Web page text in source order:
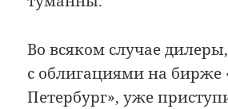
Во всяком случае
с облигациями на бирже
Петербург», уже